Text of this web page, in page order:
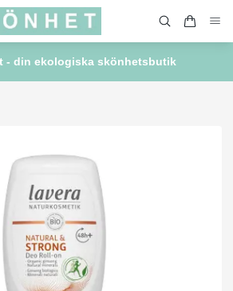
- din ekologiska skönhetsbutik